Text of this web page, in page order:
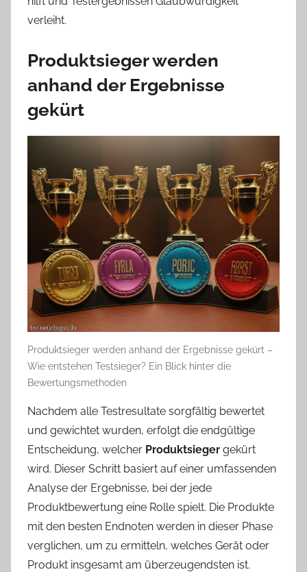
verleiht.
Produktsieger werden
anhand der Ergebnisse
gekürt
Produktsieger werden anhand der Ergebnisse gekürt –
Wie entstehen Testsieger? Ein Blick hinter die
Bewertungsmethoden
Nachdem alle Testresultate sorgfältig bewertet
und gewichtet wurden, erfolgt die endgültige
Entscheidung, welcher Produktsieger gekürt
wird. Dieser Schritt basiert auf einer umfassenden
Analyse der Ergebnisse, bei der jede
Produktbewertung eine Rolle spielt. Die Produkte
mit den besten Endnoten werden in dieser Phase
verglichen, um zu ermitteln, welches Gerät oder
Produkt insgesamt am überzeugendsten ist.